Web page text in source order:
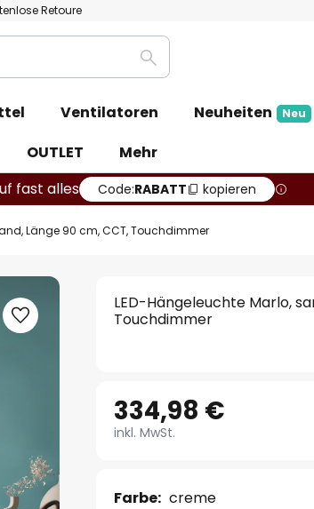
Retoure
Suche
Ventilatoren Neuheiten Neu
OUTLET
Mehr
fast alles Code:RABATT kopieren
Länge 90 cm, CCT, Touchdimmer
LED-Hängeleuchte Marlo,
Touchdimmer
334,98 €
inkl. MwSt.
Farbe: creme